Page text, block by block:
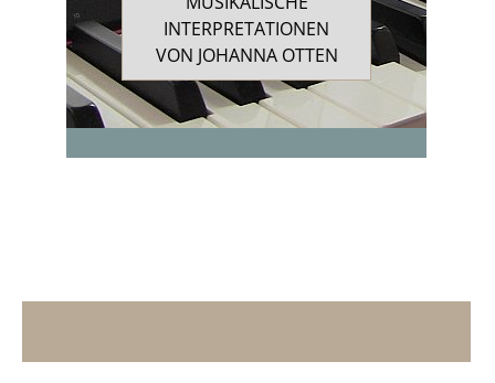
INTERPRETATIONEN
VON JOHANNA OTTEN